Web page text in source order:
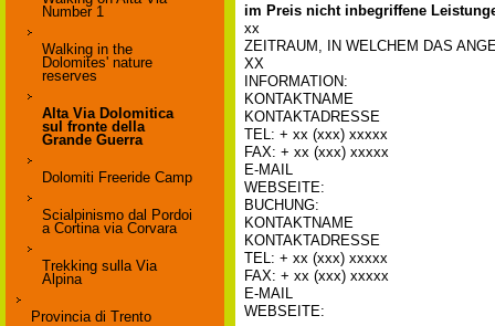
Number 1
Walking in the
Dolomites' nature
reserves
Alta Via Dolomitica
sul fronte della
Grande Guerra
Dolomiti Freeride Camp
Scialpinismo dal Pordoi
a Cortina via Corvara
Trekking sulla Via
Alpina
Provincia di Trento
im Preis nicht inbegriffene
xx
ZEITRAUM, IN WELCHEM DAS
XX
INFORMATION:
KONTAKTNAME
KONTAKTADRESSE
TEL: + xx (xxx) xxxxx
FAX: + xx (xxx) xxxxx
E-MAIL
WEBSEITE:
BUCHUNG:
KONTAKTNAME
KONTAKTADRESSE
TEL: + xx (xxx) xxxxx
FAX: + xx (xxx) xxxxx
E-MAIL
WEBSEITE: